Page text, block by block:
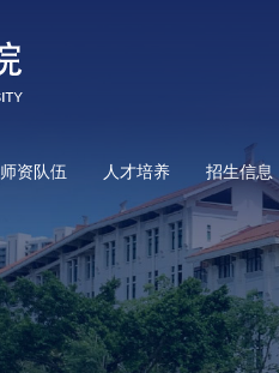
师资队伍 人才培养 招生信息